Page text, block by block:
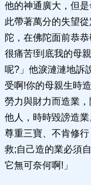
他的神通廣大，但
此帶著萬分的失望
陀，在佛陀面前恭
很痛苦!到底我的母
呢?」他淚漣漣地訴
受啊!你的母親生時
勞力與財力而造業
他人，時時毀謗造
尊重三寶、不肯修
救;自己造的業必須
它無可奈何啊!」